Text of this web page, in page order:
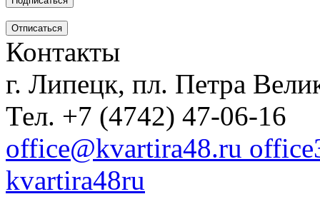
Контакты
г. Липецк, пл. Петра
Тел. +7 (4742) 47-06-16
office@kvartira48.ru
kvartira48ru